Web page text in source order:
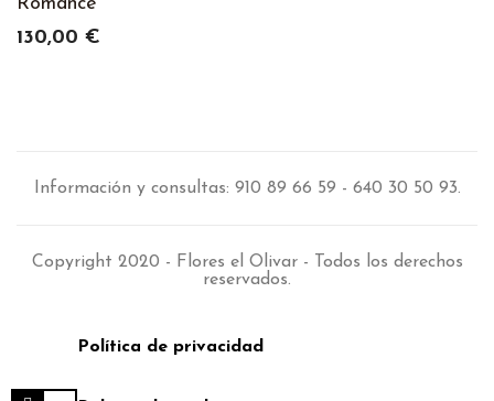
Precio
130,00 €
Información y consultas: 910 89 66 59 - 640 30 50 93.
Copyright 2020 - Flores el Olivar - Todos los derechos
reservados.
Política de privacidad